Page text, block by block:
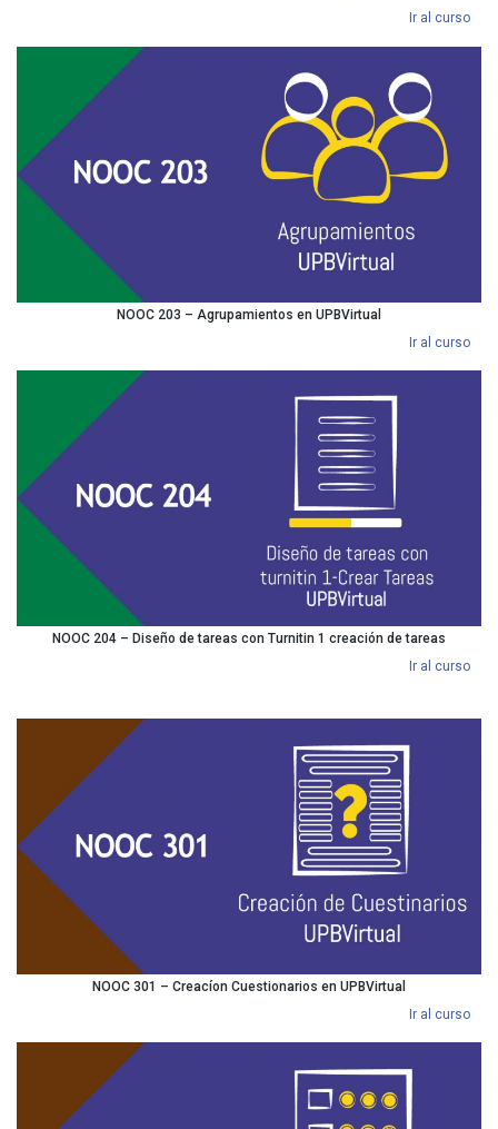
Ir al curso
NOOC 203 – Agrupamientos en UPBVirtual
Ir al curso
NOOC 204 – Diseño de tareas con Turnitin 1 creación de tareas
Ir al curso
NOOC 301 – Creacíon Cuestionarios en UPBVirtual
Ir al curso